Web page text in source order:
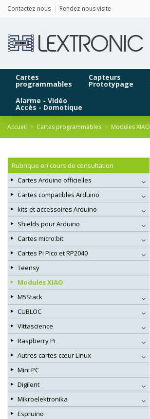
Contactez-nous Rendez-nous visite
Cartes
programmables
Capteurs
Prototypage
Alarme - Vidéo
Accès - Domotique
Accueil Cartes programmables Modules XIAO
Rubrique en cours de consultation
Cartes Arduino officielles
Cartes compatibles Arduino
kits et accessoires Arduino
Shields pour Arduino
Cartes micro:bit
Cartes Pi Pico et RP2040
Teensy
Modules XIAO
M5Stack
CUBLOC
Vittascience
Raspberry Pi
Autres cartes cœur Linux
Mini PC
Digilent
Mikroelektronika
Espruino
Panneau de gestion des cookies